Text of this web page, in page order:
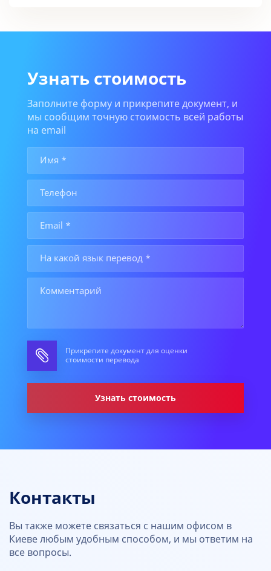
Узнать стоимость
Заполните форму и прикрепите документ, и
мы сообщим точную стоимость всей работы
на email
Прикрепите документ для оценки
стоимости перевода
Узнать стоимость
Контакты
Вы также можете связаться с нашим офисом в
Киеве любым удобным способом, и мы ответим на
все вопросы.